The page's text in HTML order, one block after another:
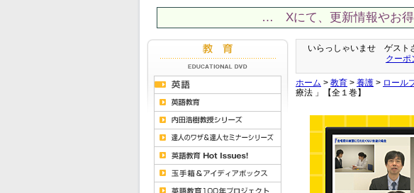
… Xにて、更新情報やお得
いらっしゃいませ ゲスト
クーポ
ホーム > 教育 > 養護 > ロール
療法 」【全１巻】